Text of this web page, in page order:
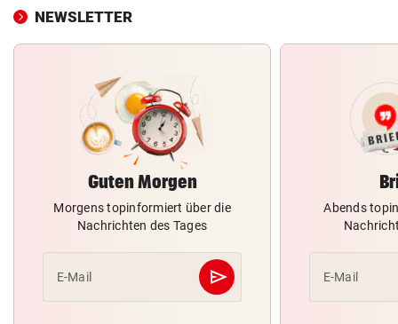
NEWSLETTER
Guten Morgen
Morgens topinformiert über die
Nachrichten des Tages
E-Mail send
Abschicken
Abends
E-Mail